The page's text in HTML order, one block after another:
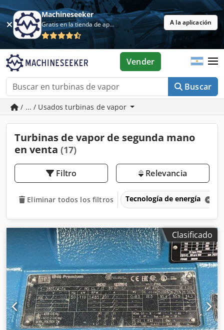
Machineseeker
Gratis en la tienda de aplicaciones A la aplicación
Buscar
Vender
/ ... / Usados turbinas de vapor
Turbinas de vapor de segunda mano
en venta (17)
Filtro Relevancia
Eliminar todos los filtros Tecnología de energía
Clasificado